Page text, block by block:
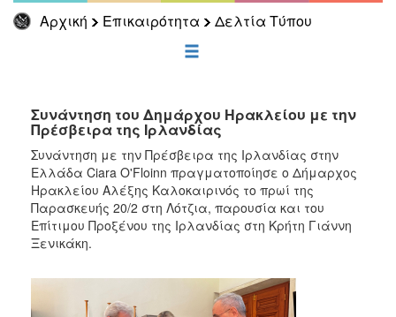
Αρχική Επικαιρότητα Δελτία Τύπου
ΕΠΙΣΚΕΠΤΗΣ
ΗΡΑΚΛΕΙΟ
Συνάντηση του Δημάρχου Ηρακλείου με την
Πρέσβειρα της Ιρλανδίας
Συνάντηση με την Πρέσβειρα της Ιρλανδίας στην
Ελλάδα Ciara O'Floinn πραγματοποίησε ο Δήμαρχος
Ηρακλείου Αλέξης Καλοκαιρινός το πρωί της
Παρασκευής 20/2 στη Λότζια, παρουσία και του
Επίτιμου Προξένου της Ιρλανδίας στη Κρήτη Γιάννη
Ξενικάκη.